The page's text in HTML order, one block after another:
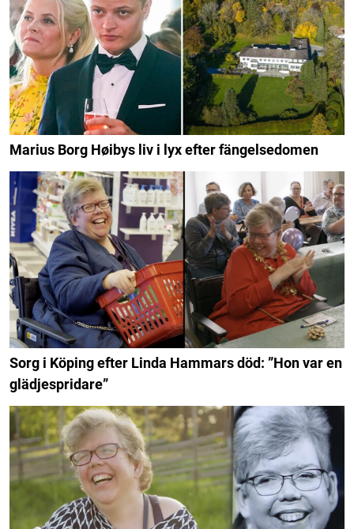
Marius Borg Høibys liv i lyx efter fängelsedomen
Sorg i Köping efter Linda Hammars död: ”Hon var en
glädjespridare”